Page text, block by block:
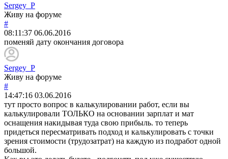
Sergey_P
Живу на форуме
#
08:11:37 06.06.2016
поменяй дату окончания договора
Sergey_P
Живу на форуме
#
14:47:16 03.06.2016
тут просто вопрос в калькулировании работ, если вы
калькулировали ТОЛЬКО на основании зарплат и мат
оснащения накидывая туда свою прибыль. то теперь
придеться пересматривать подход и калькулировать с точки
зрения стоимости (трудозатрат) на каждую из подработ одной
большой.